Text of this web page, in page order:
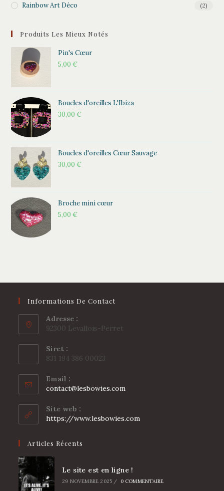
Rainbow Art Déco (2)
Produits Les Mieux Notés
Pin's Cœur
5,00€
Boucles d'oreilles L'Ibiza
30,00€
Boucles d'oreilles Cœur Sauvage
30,00€
Broche mini cœur
5,00€
Informations De Contact
Adresse :
92300 Levallois-Perret
Siret :
831 194 386 00023
Email :
contact@lesbowies.com
Site web :
https://www.lesbowies.com
Articles Récents
Le site est en ligne !
29 NOVEMBRE 2025 / 0 COMMENTAIRE